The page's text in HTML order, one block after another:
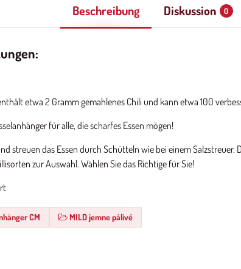
Beschreibung Diskussion 0
etwa 2 Gramm gemahlenes Chili und kann etwa 100
für alle, die scharfes Essen mögen!
streuen das Essen durch Schütteln wie bei einem
zur Auswahl. Wählen Sie das Richtige für Sie!
CM MILD jemne pálivé